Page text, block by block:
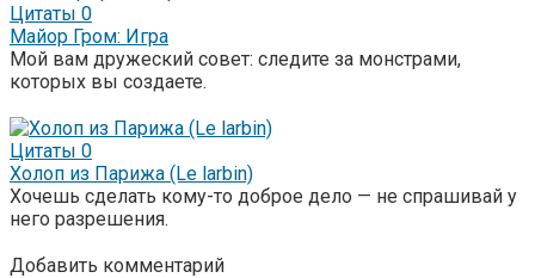
Цитаты 0
Майор Гром: Игра
Мой вам дружеский совет: следите за монстрами,
которых вы создаете.
Цитаты 0
Холоп из Парижа (Le larbin)
Хочешь сделать кому-то доброе дело — не спрашивай у
него разрешения.
Добавить комментарий